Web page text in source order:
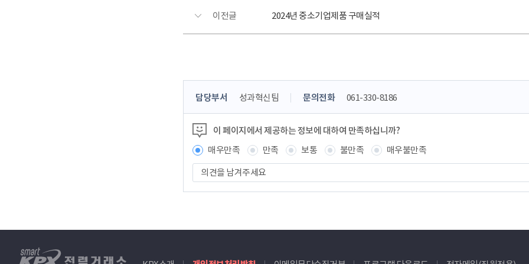
이전글 2024년 중소기업제품 구매실적
콘
츠
정
보
책
임
자
담당부서 성과혁신팀 문의전화 061-330-8186
이 페이지에서 제공하는 정보에 대하여 만족하십니까?
매우만족
만족 보통 불만족
매우불만족
견
을
주